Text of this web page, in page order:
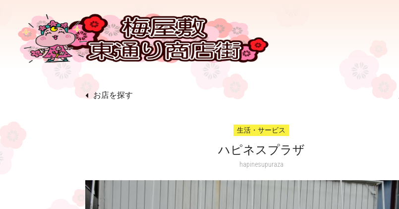
お店を探す
生活・サービス
ハピネスプラザ
hapinesupuraza